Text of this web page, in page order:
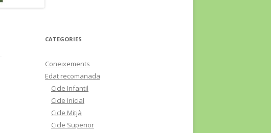
CATEGORIES
Coneixements
Edat recomanada
Cicle Infantil
Cicle Inicial
Cicle Mitjà
Cicle Superior